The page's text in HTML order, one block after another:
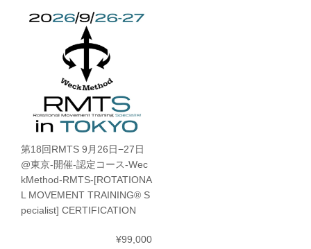
第18回RMTS 9月26日−27日
@東京-開催-認定コース-Wec
kMethod-RMTS-[ROTATIONA
L MOVEMENT TRAINING® S
pecialist] CERTIFICATION
¥99,000